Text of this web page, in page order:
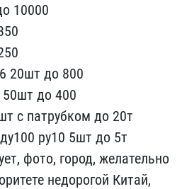
1​0000
20шт до 800
50шт до 400
с п​атрубком до 20т
ру10 5ш​т до 5т
фото, город, же​лательно
недорогой К​итай,